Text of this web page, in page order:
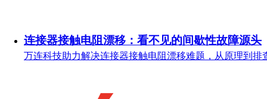
连接器接触电阻漂移：看不见的间歇性故障源头
万连科技助力解决连接器接触电阻漂移难题，从原理到排